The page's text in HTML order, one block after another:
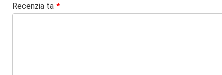
Recenzia ta *